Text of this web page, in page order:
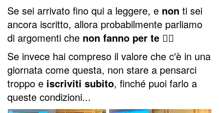
Se sei arrivato fino qui a leggere, e non ti sei
ancora iscritto, allora probabilmente parliamo
di argomenti che non fanno per te 🤷‍♂️
Se invece hai compreso il valore che c'è in una
giornata come questa, non stare a pensarci
troppo e iscriviti subito, finché puoi farlo a
queste condizioni...